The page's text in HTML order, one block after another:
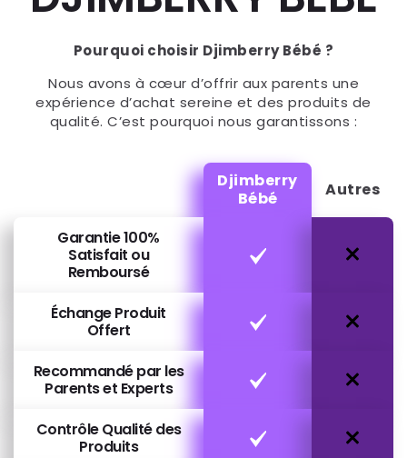
Pourquoi choisir Djimberry Bébé ?
Nous avons à cœur d’offrir aux parents une
expérience d’achat sereine et des produits de
qualité. C’est pourquoi nous garantissons :
Djimberry
Bébé
Autres
Garantie 100%
Satisfait ou
Remboursé
Échange Produit
Offert
Recommandé par les
Parents et Experts
Contrôle Qualité des
Produits